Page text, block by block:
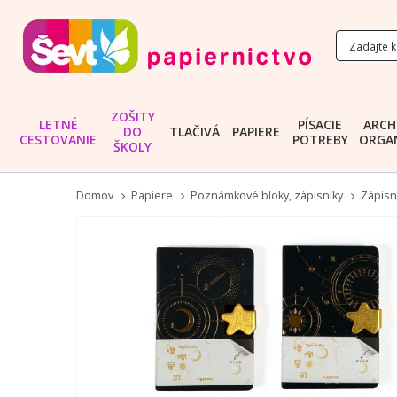
LETNÉ
CESTOVANIE
ZOŠITY
DO
ŠKOLY
TLAČIVÁ PAPIERE
PÍSACIE
POTREBY
Domov Papiere Poznámkové bloky, zápisníky